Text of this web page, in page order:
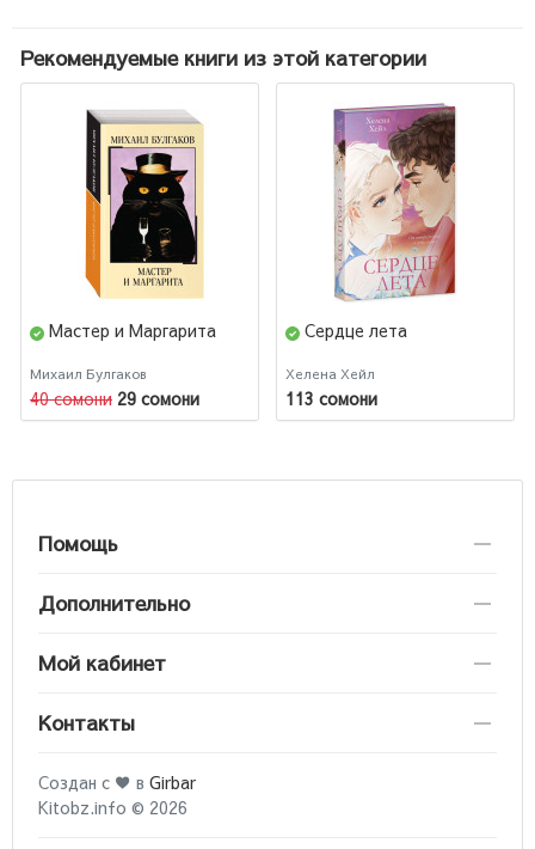
Рекомендуемые книги из этой категории
Мастер и Маргарита
Михаил Булгаков
40 сомони 29 сомони
Сердце лета
Хелена Хейл
113 сомони
Помощь
Дополнительно
Мой кабинет
Контакты
Создан с ♥ в Girbar
Kitobz.info © 2026